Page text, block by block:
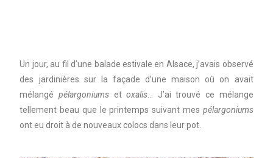
Un jour, au fil d’une balade estivale en Alsace, j’avais observé
des jardinières sur la façade d’une maison où on avait
mélangépélargoniums etoxalis… J’ai trouvé ce mélange
tellement beau que le printemps suivant mes pélargoniums
ont eu droit à de nouveaux colocs dans leur pot.